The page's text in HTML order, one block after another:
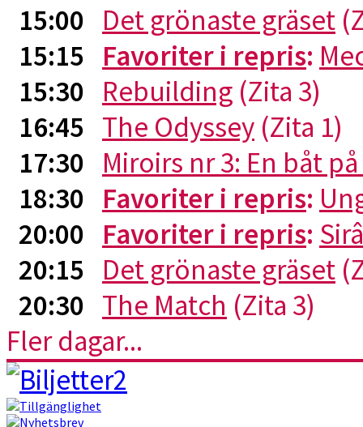
15:00 Det grönaste gräset
15:15 Favoriter i repris:
15:30 Rebuilding (Zita 3)
16:45 The Odyssey (Zita 1)
17:30 Miroirs nr 3: En båt
18:30 Favoriter i repris:
20:00 Favoriter i repris:
20:15 Det grönaste gräset
20:30 The Match (Zita 3)
Fler dagar...